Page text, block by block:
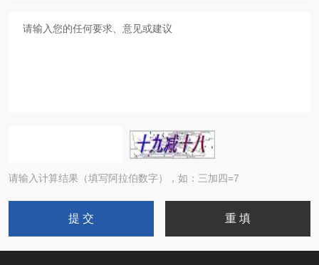
请输入计算结果（填写阿拉伯数字），如：三加四=7